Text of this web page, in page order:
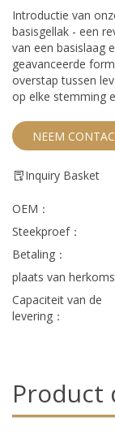
Introductie van
basisgellak - een
van een basislaag
geavanceerde
overstap tussen
op elke stemming
NEEM
Inquiry Basket
OEM：
Steekproef：
Betaling：
plaats van
Capaciteit van de
levering：
Product